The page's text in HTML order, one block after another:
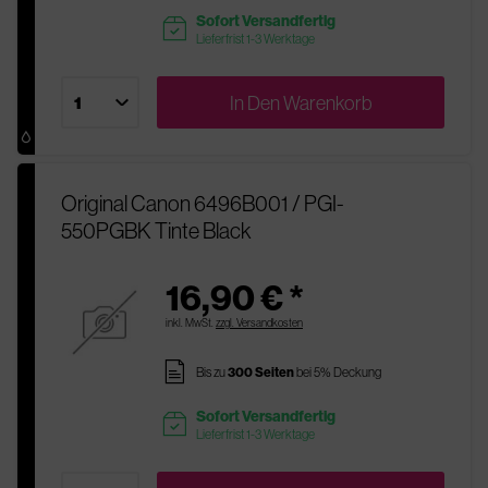
readytoship Sofort Versandfertig
Lieferfrist 1-3 Werktage
In DenWarenkorb
Original Canon 6496B001 / PGI-
550PGBK Tinte Black
16,90 € *
inkl. MwSt. zzgl. Versandkosten
pages Bis zu300 Seitenbei 5% Deckung
readytoship Sofort Versandfertig
Lieferfrist 1-3 Werktage